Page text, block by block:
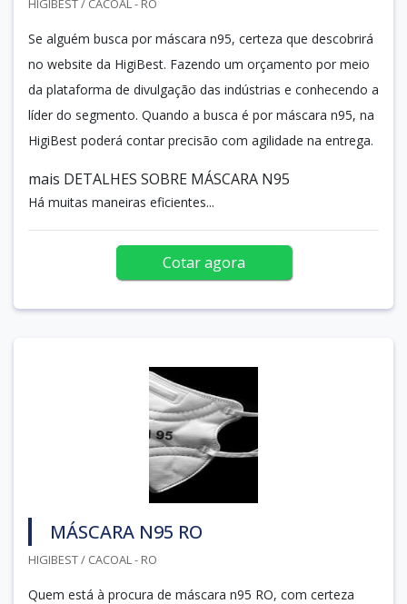
HIGIBEST / CACOAL - RO
Se alguém busca por máscara n95, certeza que descobrirá
no website da HigiBest. Fazendo um orçamento por meio
da plataforma de divulgação das indústrias e conhecendo a
líder do segmento. Quando a busca é por máscara n95, na
HigiBest poderá contar precisão com agilidade na entrega.
mais DETALHES SOBRE MÁSCARA N95
Há muitas maneiras eficientes...
Cotar agora
MÁSCARA N95 RO
HIGIBEST / CACOAL - RO
Quem está à procura de máscara n95 RO, com certeza